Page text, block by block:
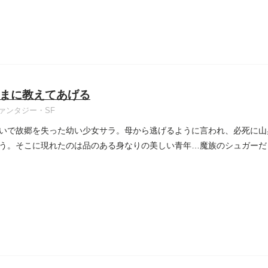
に教えてあげる
ンタジー・SF
で故郷を失った幼い少女サラ。母から逃げるように言われ、必死に
。そこに現れたのは品のある身なりの美しい青年…魔族のシュガー